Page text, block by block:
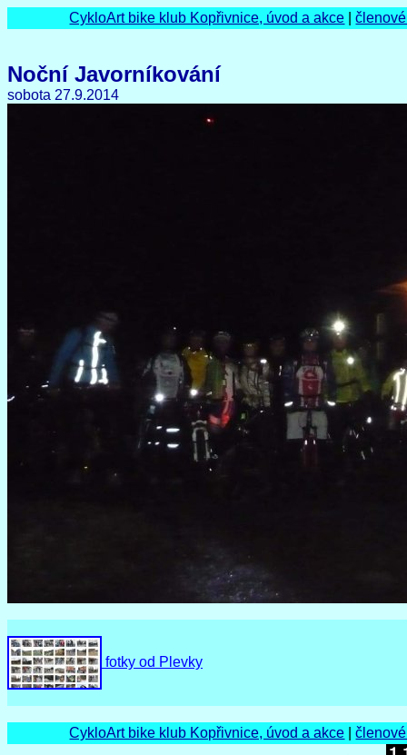
CykloArt bike klub Kopřivnice, úvod a akce |
Noční Javorníkování
sobota 27.9.2014
fotky od Plevky
CykloArt bike klub Kopřivnice, úvod a akce |